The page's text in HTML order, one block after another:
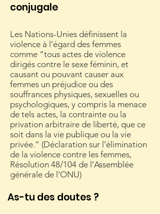
conjugale
Les Nations-Unies définissent la
violence à l’égard des femmes
comme “tous actes de violence
dirigés contre le sexe féminin, et
causant ou pouvant causer aux
femmes un préjudice ou des
souffrances physiques, sexuelles ou
psychologiques, y compris la menace
de tels actes, la contrainte ou la
privation arbitraire de liberté, que ce
soit dans la vie publique ou la vie
privée.” (Déclaration sur l’élimination
de la violence contre les femmes,
Résolution 48/104 de l’Assemblée
générale de l’ONU)
As-tu des doutes ?